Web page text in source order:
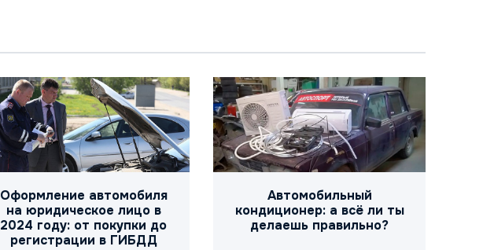
Оформление автомобиля
на юридическое лицо в
2024 году: от покупки до
регистрации в ГИБДД
Автомобильный
кондиционер: а всё ли ты
делаешь правильно?